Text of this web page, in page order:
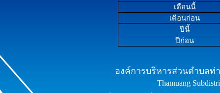
เดือนนี้
เดือนก่อน
ปีนี้
ปีก่อน
องค์การบริหารส่วนตำบลท่
Thamuang